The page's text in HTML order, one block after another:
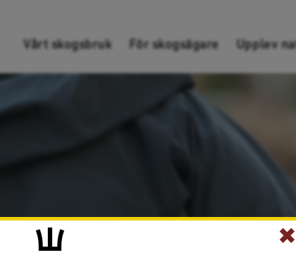
Vårt skogsbruk För skogsägare Upplev
✖